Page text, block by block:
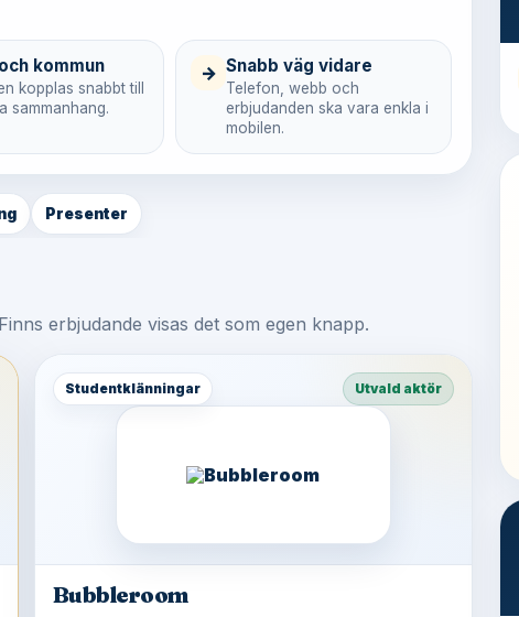
kommun
kopplas snabbt till
sammanhang.
→ Snabb väg vidare
Telefon, webb och
erbjudanden ska vara enkla i
mobilen.
Presenter
erbjudande visas det som egen knapp.
Studentklänningar Utvald aktör
Bubbleroom